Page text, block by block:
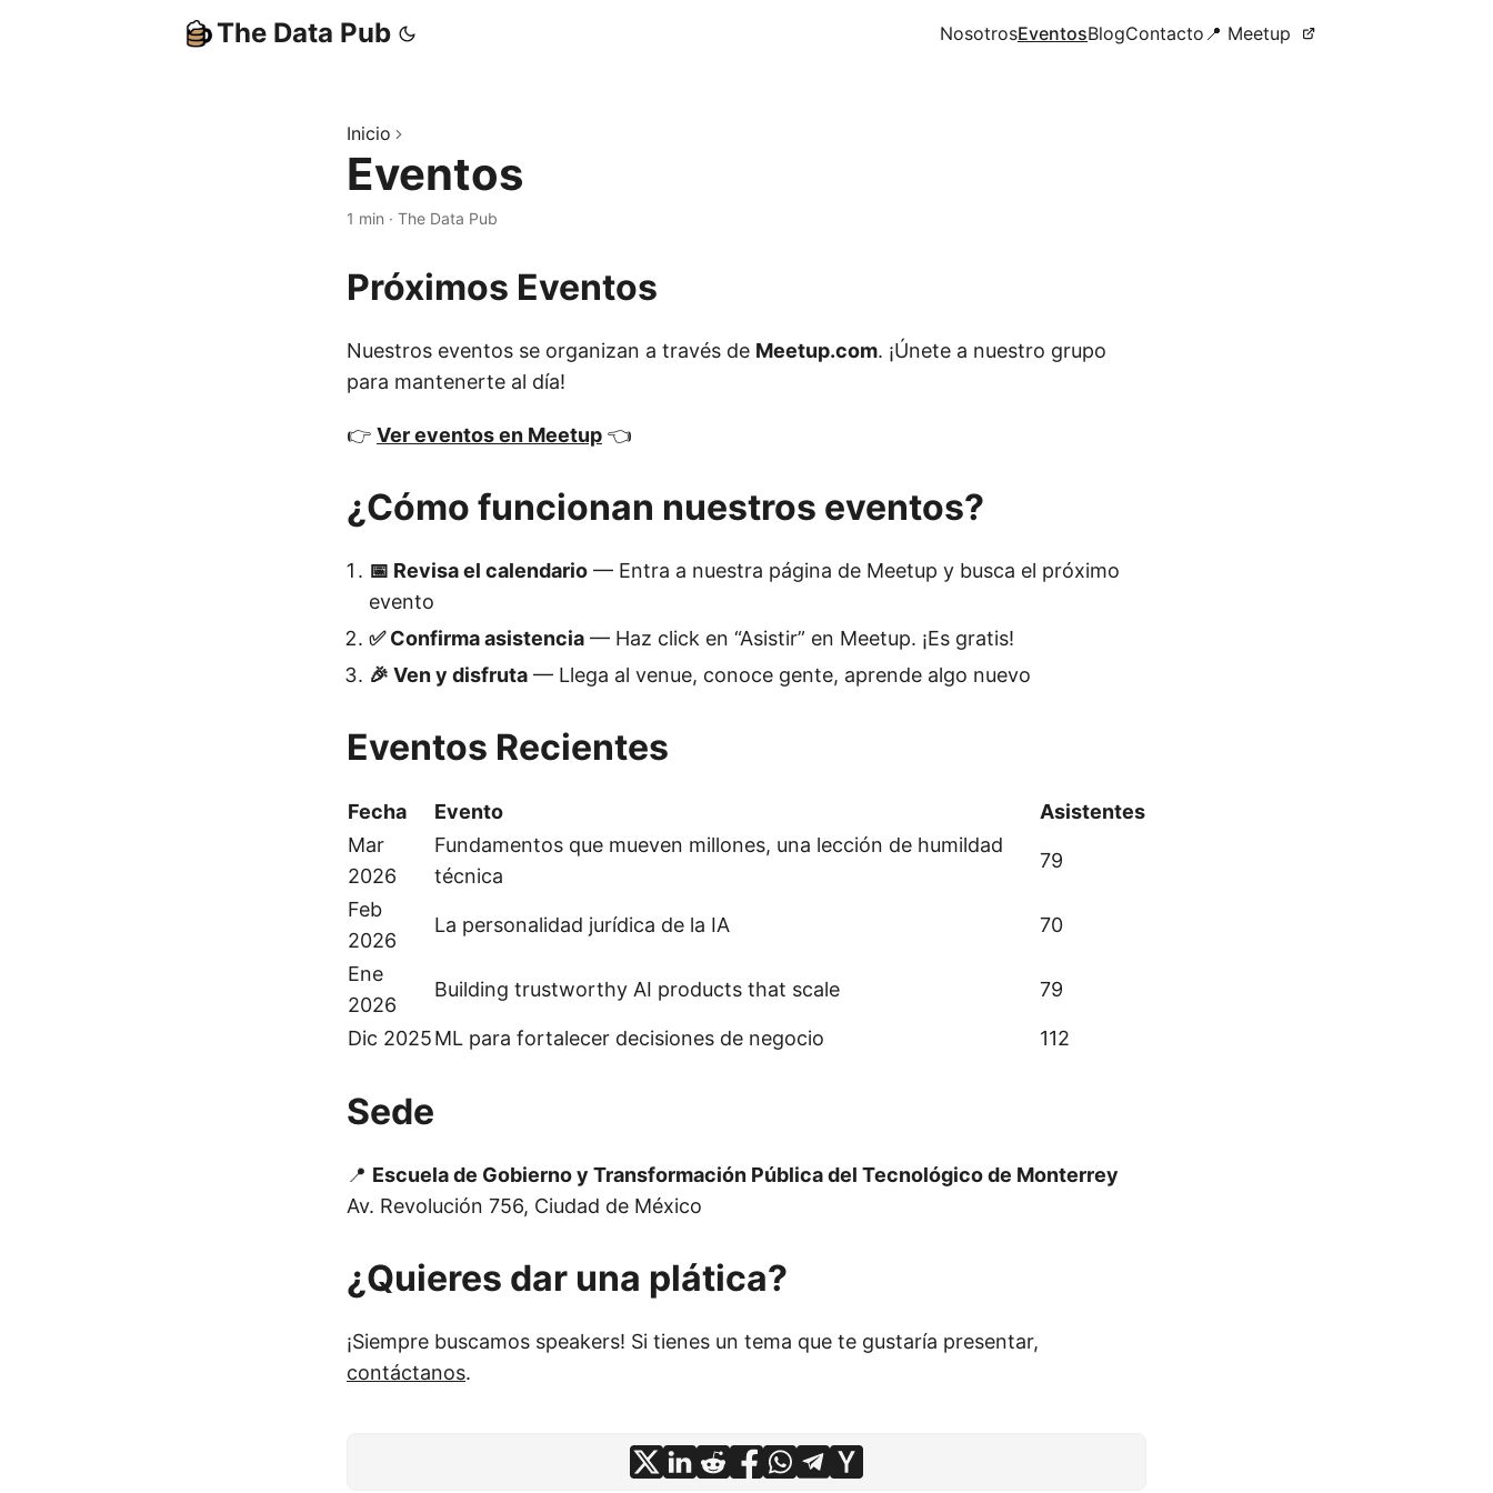
The Data Pub NosotrosEventosBlogContacto 📍 Meetup
Inicio
Eventos
1 min · The Data Pub
Próximos Eventos
Nuestros eventos se organizan a través de Meetup.com. ¡Únete a nuestro grupo
para mantenerte al día!
👉 Ver eventos en Meetup 👈
¿Cómo funcionan nuestros eventos?
📅 Revisa el calendario — Entra a nuestra página de Meetup y busca el próximo
evento
✅ Confirma asistencia — Haz click en “Asistir” en Meetup. ¡Es gratis!
🎉 Ven y disfruta — Llega al venue, conoce gente, aprende algo nuevo
Eventos Recientes
Fecha Evento
Asistentes
Mar
2026
Fundamentos que mueven millones, una lección de humildad
técnica
79
Feb
2026
La personalidad jurídica de la IA 70
Ene
2026
Building trustworthy AI products that scale 79
Dic 2025ML para fortalecer decisiones de negocio 112
Sede
📍 Escuela de Gobierno y Transformación Pública del Tecnológico de Monterrey
Av. Revolución 756, Ciudad de México
¿Quieres dar una plática?
¡Siempre buscamos speakers! Si tienes un tema que te gustaría presentar,
contáctanos.